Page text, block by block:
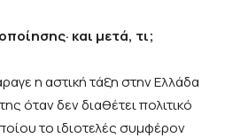
και μετά, τι;
η αστική τάξη στην Ελλάδα
όταν δεν διαθέτει πολιτικό
το ιδιοτελές συμφέρον